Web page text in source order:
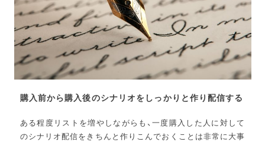
購入前から購入後のシナリオをしっかりと作り配信する
ある程度リストを増やしながらも、一度購入した人に対して
のシナリオ配信をきちんと作りこんでおくことは非常に大事